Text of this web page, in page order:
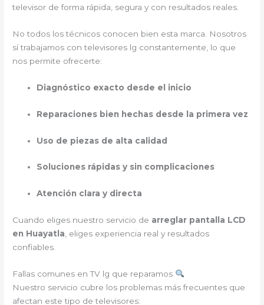
televisor de forma rápida, segura y con resultados reales.
No todos los técnicos conocen bien esta marca. Nosotros
sí trabajamos con televisores lg constantemente, lo que
nos permite ofrecerte:
Diagnóstico exacto desde el inicio
Reparaciones bien hechas desde la primera vez
Uso de piezas de alta calidad
Soluciones rápidas y sin complicaciones
Atención clara y directa
Cuando eliges nuestro servicio de arreglar pantalla LCD
en Huayatla , eliges experiencia real y resultados
confiables.
Fallas comunes en TV lg que reparamos
Nuestro servicio cubre los problemas más frecuentes que
afectan este tipo de televisores: